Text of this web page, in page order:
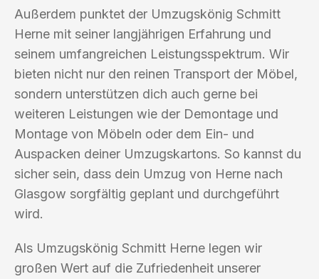
Außerdem punktet der Umzugskönig Schmitt
Herne mit seiner langjährigen Erfahrung und
seinem umfangreichen Leistungsspektrum. Wir
bieten nicht nur den reinen Transport der Möbel,
sondern unterstützen dich auch gerne bei
weiteren Leistungen wie der Demontage und
Montage von Möbeln oder dem Ein- und
Auspacken deiner Umzugskartons. So kannst du
sicher sein, dass dein Umzug von Herne nach
Glasgow sorgfältig geplant und durchgeführt
wird.
Als Umzugskönig Schmitt Herne legen wir
großen Wert auf die Zufriedenheit unserer